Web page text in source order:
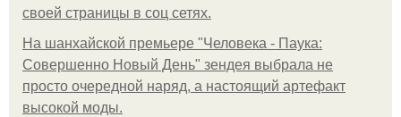
своей страницы в соц сетях.
На шанхайской премьере "Человека - Паука:
Совершенно Новый День" зендея выбрала не
просто очередной наряд, а настоящий артефакт
высокой моды.